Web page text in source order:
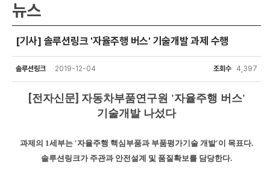
뉴스
[기사] 솔루션링크 '자율주행 버스' 기술개발 과제 수행
솔루션링크 2019-12-04 조회수 4,397
[전자신문] 자동차부품연구원 '자율주행 버스'
기술개발 나섰다
과제의 1세부는 '자율주행 핵심부품과 부품평가기술 개발'이 목표다.
솔루션링크가 주관과 안전설계 및 품질확보를 담당한다.